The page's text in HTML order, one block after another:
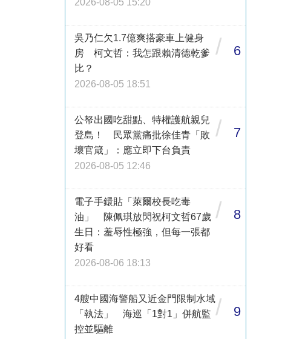
2026-08-05 15:20
吳乃仁欠1.7億爽搭豪車上健身
房 柯文哲：我怎跟賴清德乾爹
比？
2026-08-05 18:51
/ 6
公帑出國吃甜點、特權護航親兒
登島！ 民眾黨痛批徐佳青「敗
壞官箴」：應立即下台負責
2026-08-05 12:46
/ 7
電子手鐶貼「萊爾校長吃毒
油」 陳佩琪放閃祝柯文哲67歲
生日：羞辱性極強，但每一張都
好看
2026-08-06 18:13
/ 8
4艘中國海警船又近金門限制水域
「執法」 海巡「1對1」併航監
控並驅離
/ 9